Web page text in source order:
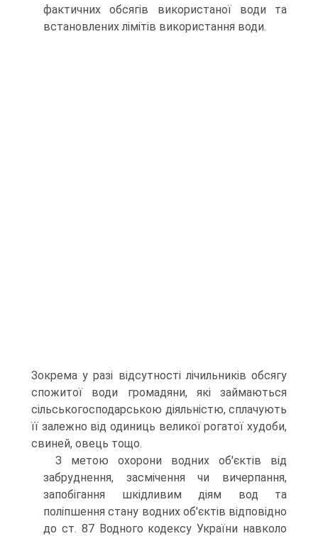
фактичних обсягів використаної води та
встановлених лімітів використання води.
Зокрема у разі відсутності лічильників об­сягу
спожитої води громадяни, які займаються
сільськогосподарською діяльністю, сплачують
її залежно від одиниць великої рогатої худоби,
свиней, овець тощо.
З метою охорони водних об'єктів від
забруднення, засмічення чи вичерпання,
запобігання шкідливим діям вод та
поліпшення стану во­дних об'єктів відповідно
до ст. 87 Водного кодексу України навколо